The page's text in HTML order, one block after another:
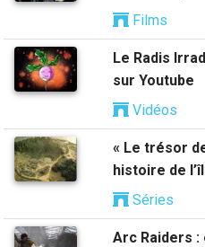
Films
Le Radis
sur Youtube
Vidéos
« Le trésor
histoire de
Séries
Arc Raiders